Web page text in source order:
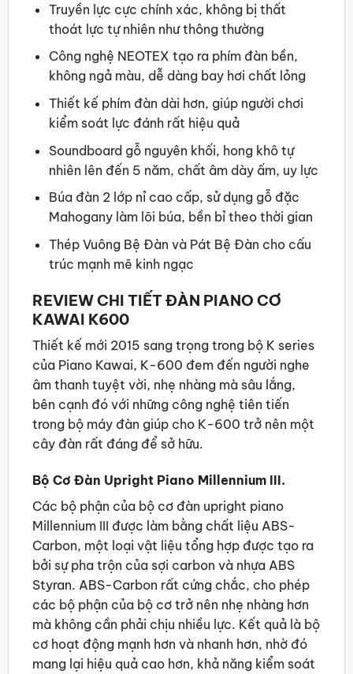
Truyền lực cực chính xác, không bị thất
thoát lực tự nhiên như thông thường
Công nghệ NEOTEX tạo ra phím đàn bền,
không ngả màu, dễ dàng bay hơi chất lỏng
Thiết kế phím đàn dài hơn, giúp người chơi
kiểm soát lực đánh rất hiệu quả
Soundboard gỗ nguyên khối, hong khô tự
nhiên lên đến 5 năm, chất âm dày ấm, uy lực
Búa đàn 2 lớp nỉ cao cấp, sử dụng gỗ đặc
Mahogany làm lõi búa, bền bỉ theo thời gian
Thép Vuông Bệ Đàn và Pát Bệ Đàn cho cấu
trúc mạnh mẽ kinh ngạc
REVIEW CHI TIẾT ĐÀN PIANO CƠ
KAWAI K600
Thiết kế mới 2015 sang trọng trong bộ K series
của Piano Kawai, K-600 đem đến người nghe
âm thanh tuyệt vời, nhẹ nhàng mà sâu lắng,
bên cạnh đó với những công nghệ tiên tiến
trong bộ máy đàn giúp cho K-600 trở nên một
cây đàn rất đáng để sở hữu.
Bộ Cơ Đàn Upright Piano Millennium III.
Các bộ phận của bộ cơ đàn upright piano
Millennium III được làm bằng chất liệu ABS-
Carbon, một loại vật liệu tổng hợp được tạo ra
bởi sự pha trộn của sợi carbon và nhựa ABS
Styran. ABS-Carbon rất cứng chắc, cho phép
các bộ phận của bộ cơ trở nên nhẹ nhàng hơn
mà không cần phải chịu nhiều lực. Kết quả là bộ
cơ hoạt động mạnh hơn và nhanh hơn, nhờ đó
mang lại hiệu quả cao hơn, khả năng kiểm soát